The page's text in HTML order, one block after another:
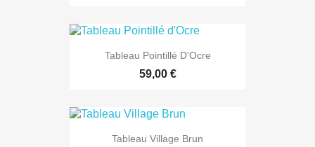
Tableau Pointillé D'Ocre
59,00 €
Tableau Village Brun